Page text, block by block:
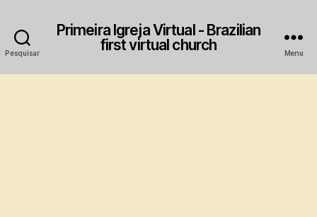
Pesquisar
Primeira Igreja Virtual - Brazilian
first virtual church
Menu